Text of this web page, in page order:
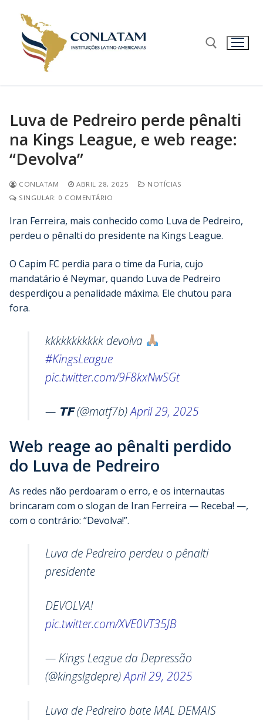
Luva de Pedreiro perde pênalti
na Kings League, e web reage:
“Devolva”
CONLATAM ABRIL 28, 2025
NOTÍCIAS
SINGULAR: 0 COMENTÁRIO
Iran Ferreira, mais conhecido como Luva de Pedreiro,
perdeu o pênalti do presidente na Kings League.
O Capim FC perdia para o time da Furia, cujo
mandatário é Neymar, quando Luva de Pedreiro
desperdiçou a penalidade máxima. Ele chutou para
fora.
kkkkkkkkkkk devolva
#KingsLeague
pic.twitter.com/9F8kxNwSGt
— 𝗧𝗙 (@matf7b)April 29, 2025
Web reage ao pênalti perdido
do Luva de Pedreiro
As redes não perdoaram o erro, e os internautas
brincaram com o slogan de Iran Ferreira — Receba! —,
com o contrário: “Devolva!”.
Luva de Pedreiro perdeu o pênalti
presidente
DEVOLVA!
pic.twitter.com/XVE0VT35JB
— Kings League da Depressão
(@kingslgdepre)April 29, 2025
Luva de Pedreiro bate MAL DEMAIS